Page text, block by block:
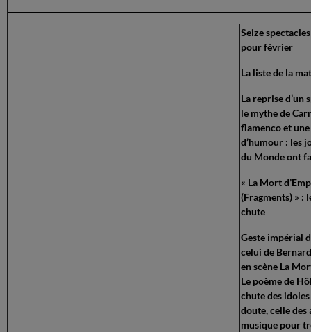
Seize
pour février
La liste de la
La reprise d’un
le mythe de
flamenco et
d’humour : les
du Monde ont
« La Mort
(Fragments) » :
chute
Geste impérial
celui de
en scène La
Le poème de
chute des
doute, celle des
musique pour